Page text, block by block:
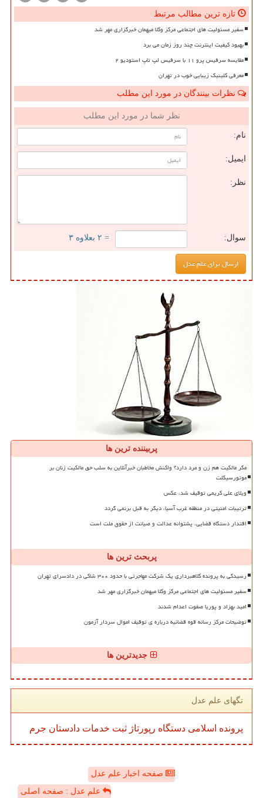
تازه ترین مطالب مرتبط
سفیر مسئولیت های اجتماعی مرکز وکلا میهمان خبرگزاری مهر شد
بهبود کیفیت اینترنت چند روز زمان می برد
مقایسه سرفیس پرو ۱۱ با سرفیس لپ تاپ استودیو ۲
معرفی کلینیک زیبایی خوب در تهران
نظرات بینندگان در مورد این مطلب
نظر شما در مورد این مطلب
نام:
ایمیل:
نظر:
سوال: = ۲ بعلاوه ۳
پربیننده ترین ها
مگر مالکیت هم زن و مرد دارد؟ واکنش مخاطبان خبرآنلاین به سلب حق مالکیت زنان بر
موتورسیکلت
ویلای علی کریمی توقیف شد، عکس
ترتیبات امنیتی در منطقه غرب آسیا، دیگر به قبل برنمی گردد
اقتدار دستگاه قضایی، پشتوانه عدالت و صیانت از حقوق ملت است
پربحث ترین ها
رسیدگی به پرونده کلاهبرداری یک شرکت مهاجرتی با حدود ۳۰۰ شاکی در دادسرای تهران
سفیر مسئولیت های اجتماعی مرکز وکلا میهمان خبرگزاری مهر شد
امید بهزاد و پوریا صفوت اعدام شدند
توضیحات مرکز رسانه قوه قضائیه درباره ی توقیف اموال سردار آزمون
جدیدترین ها
تگهای علم عدل
پرونده اسلامی دستگاه رپورتاژ ثبت خدمات دادستان جرم
صفحه اخبار علم عدل
علم عدل : صفحه اصلی